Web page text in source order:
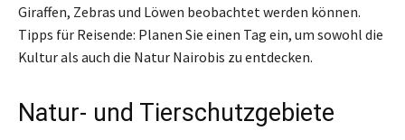
Giraffen, Zebras und Löwen beobachtet werden können.
Tipps für Reisende: Planen Sie einen Tag ein, um sowohl die
Kultur als auch die Natur Nairobis zu entdecken.
Natur- und Tierschutzgebiete